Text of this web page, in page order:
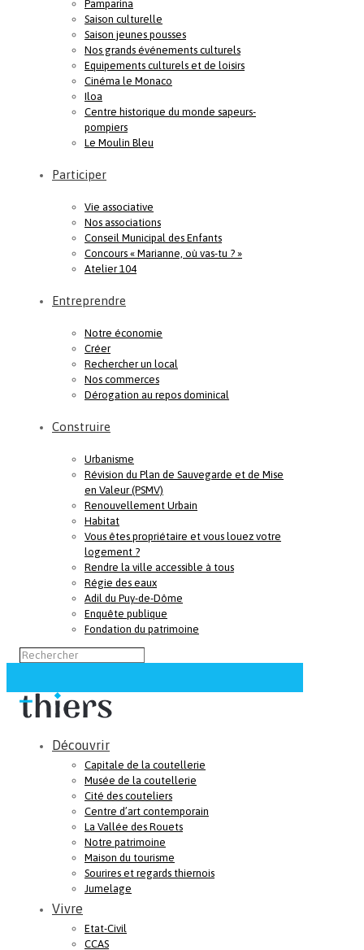
Pamparina
Saison culturelle
Saison jeunes pousses
Nos grands événements culturels
Equipements culturels et de loisirs
Cinéma le Monaco
Iloa
Centre historique du monde sapeurs-
pompiers
Le Moulin Bleu
Participer
Vie associative
Nos associations
Conseil Municipal des Enfants
Concours « Marianne, où vas-tu ? »
Atelier 104
Entreprendre
Notre économie
Créer
Rechercher un local
Nos commerces
Dérogation au repos dominical
Construire
Urbanisme
Révision du Plan de Sauvegarde et de Mise
en Valeur (PSMV)
Renouvellement Urbain
Habitat
Vous êtes propriétaire et vous louez votre
logement ?
Rendre la ville accessible à tous
Régie des eaux
Adil du Puy-de-Dôme
Enquête publique
Fondation du patrimoine
Découvrir
Capitale de la coutellerie
Musée de la coutellerie
Cité des couteliers
Centre d’art contemporain
La Vallée des Rouets
Notre patrimoine
Maison du tourisme
Sourires et regards thiernois
Jumelage
Vivre
Etat-Civil
CCAS